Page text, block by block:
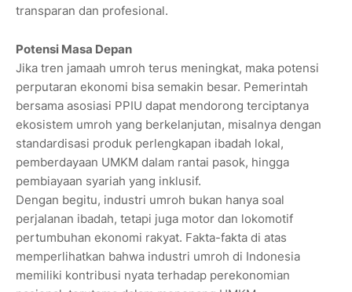
transparan dan profesional.
Potensi Masa Depan
Jika tren jamaah umroh terus meningkat, maka potensi
perputaran ekonomi bisa semakin besar. Pemerintah
bersama asosiasi PPIU dapat mendorong terciptanya
ekosistem umroh yang berkelanjutan, misalnya dengan
standardisasi produk perlengkapan ibadah lokal,
pemberdayaan UMKM dalam rantai pasok, hingga
pembiayaan syariah yang inklusif.
Dengan begitu, industri umroh bukan hanya soal
perjalanan ibadah, tetapi juga motor dan lokomotif
pertumbuhan ekonomi rakyat. Fakta-fakta di atas
memperlihatkan bahwa industri umroh di Indonesia
memiliki kontribusi nyata terhadap perekonomian